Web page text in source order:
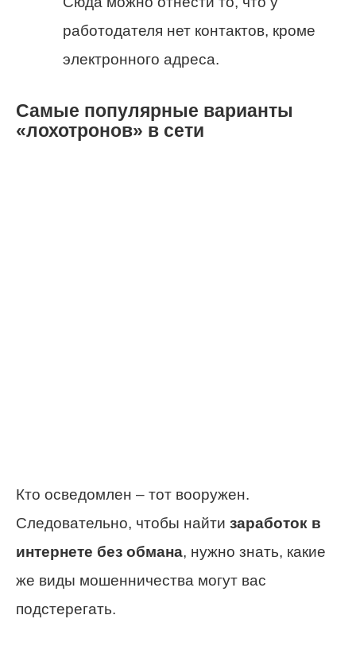
работодателя нет контактов, кроме
электронного адреса.
Самые популярные варианты
«лохотронов» в сети
Кто осведомлен – тот вооружен.
Следовательно, чтобы найти заработок в
интернете без обмана, нужно знать, какие
же виды мошенничества могут вас
подстерегать.